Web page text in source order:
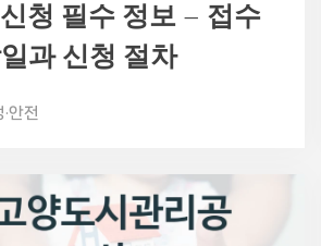
청 필수 정보 – 접수
과 신청 절차
안전